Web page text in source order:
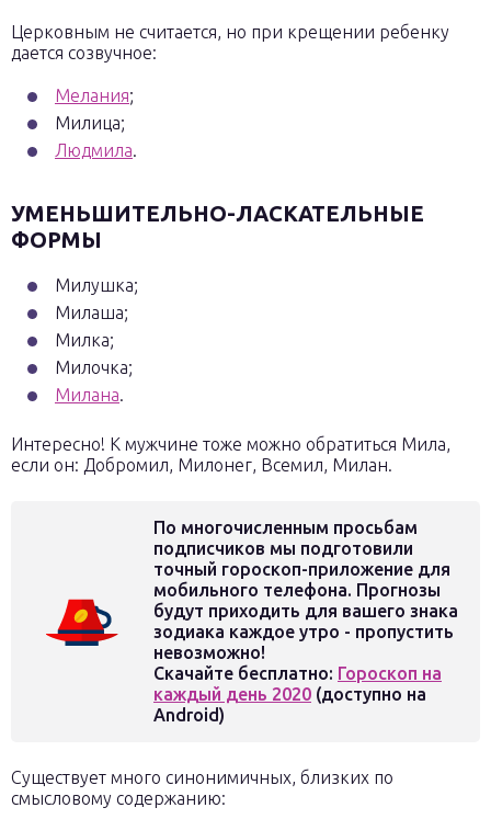
Церковным не считается, но при крещении ребенку
дается созвучное:
Мелания;
Милица;
Людмила.
УМЕНЬШИТЕЛЬНО-ЛАСКАТЕЛЬНЫЕ
ФОРМЫ
Милушка;
Милаша;
Милка;
Милочка;
Милана.
Интересно! К мужчине тоже можно обратиться Мила,
если он: Добромил, Милонег, Всемил, Милан.
По многочисленным просьбам
подписчиков мы подготовили
точный гороскоп-приложение для
мобильного телефона. Прогнозы
будут приходить для вашего знака
зодиака каждое утро - пропустить
невозможно!
Скачайте бесплатно: Гороскоп на
каждый день 2020 (доступно на
Android)
Существует много синонимичных, близких по
смысловому содержанию: